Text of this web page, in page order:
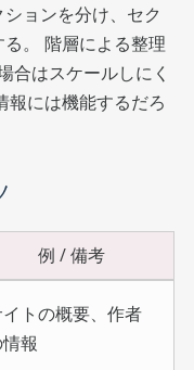
ョンを分け、セク
。 階層による整理
合はスケールしにく
報には機能するだろ
例 / 備考
トの概要、作者
報